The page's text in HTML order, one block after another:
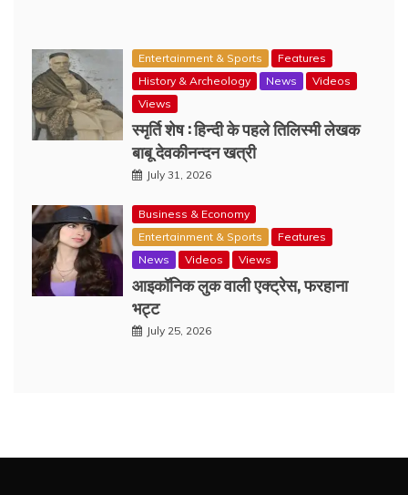
Entertainment & Sports
Features
History & Archeology
News
Videos
Views
स्मृर्ति शेष : हिन्दी के पहले तिलिस्मी लेखक
बाबू देवकीनन्दन खत्री
July 31, 2026
Business & Economy
Entertainment & Sports
Features
News
Videos Views
आइकॉनिक लुक वाली एक्‍ट्रेस, फरहाना
भट्ट
July 25, 2026